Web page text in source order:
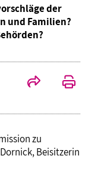
der
und Familien?
zu
Beisitzerin